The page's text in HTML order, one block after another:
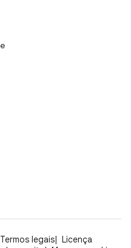
Termos legais
Licença